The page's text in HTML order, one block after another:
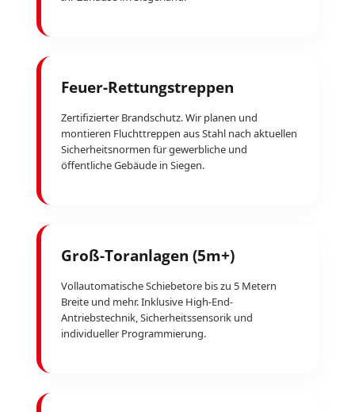
Feuer-Rettungstreppen
Zertifizierter Brandschutz. Wir planen und
montieren Fluchttreppen aus Stahl nach aktuellen
Sicherheitsnormen für gewerbliche und
öffentliche Gebäude in Siegen.
Groß-Toranlagen (5m+)
Vollautomatische Schiebetore bis zu 5 Metern
Breite und mehr. Inklusive High-End-
Antriebstechnik, Sicherheitssensorik und
individueller Programmierung.